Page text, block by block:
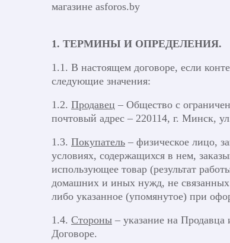
магазине asforos.by
1. ТЕРМИНЫ И ОПРЕДЕЛЕНИЯ.
1.1. В настоящем договоре, если
следующие значения:
1.2. Продавец – Общество с
почтовый адрес – 220114, г. Минск,
1.3. Покупатель – физическое лицо,
условиях, содержащихся в нем,
использующее товар (результат
домашних и иных нужд, не связанных
либо указанное (упомянутое) при
1.4. Стороны – указание на
Договоре.